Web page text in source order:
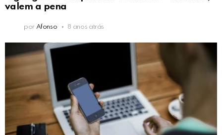
valem a pena
por Afonso 8 anos atrás